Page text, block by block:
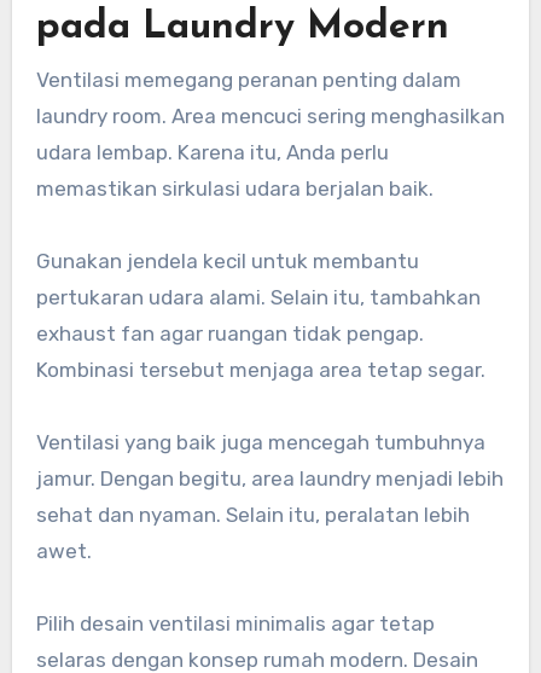
pada Laundry Modern
Ventilasi memegang peranan penting dalam
laundry room. Area mencuci sering menghasilkan
udara lembap. Karena itu, Anda perlu
memastikan sirkulasi udara berjalan baik.
Gunakan jendela kecil untuk membantu
pertukaran udara alami. Selain itu, tambahkan
exhaust fan agar ruangan tidak pengap.
Kombinasi tersebut menjaga area tetap segar.
Ventilasi yang baik juga mencegah tumbuhnya
jamur. Dengan begitu, area laundry menjadi lebih
sehat dan nyaman. Selain itu, peralatan lebih
awet.
Pilih desain ventilasi minimalis agar tetap
selaras dengan konsep rumah modern. Desain